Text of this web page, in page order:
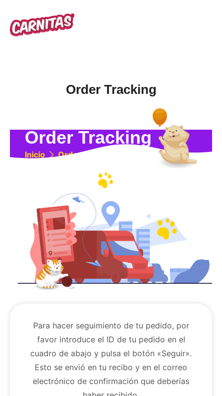
Order Tracking
Order Tracking
Inicio Order Tracking
Para hacer seguimiento de tu pedido, por
favor introduce el ID de tu pedido en el
cuadro de abajo y pulsa el botón «Seguir».
Esto se envió en tu recibo y en el correo
electrónico de confirmación que deberías